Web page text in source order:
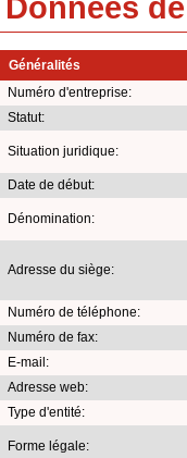
Généralités
Numéro d'entreprise:
Statut:
Situation juridique:
Date de début:
Dénomination:
Adresse du siège:
Numéro de téléphone:
Numéro de fax:
E-mail:
Adresse web:
Type d'entité:
Forme légale: